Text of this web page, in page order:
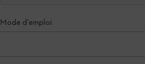
Mode d'emploi